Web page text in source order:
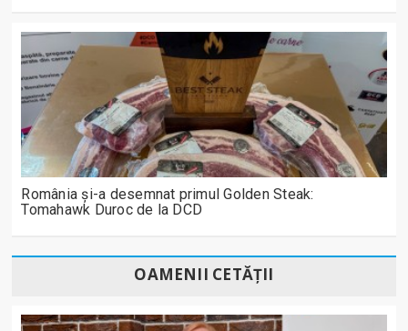
România și-a desemnat primul Golden Steak:
Tomahawk Duroc de la DCD
OAMENII CETĂȚII